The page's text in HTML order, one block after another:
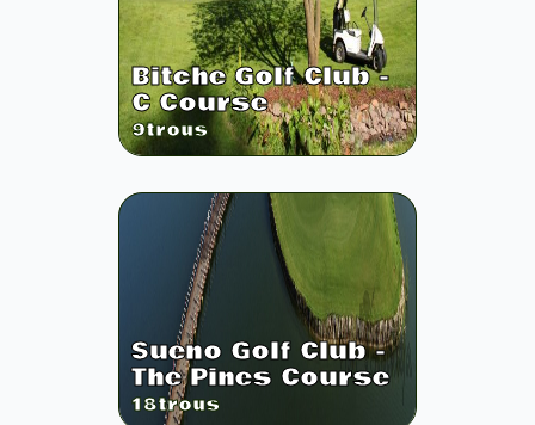
Bitche Golf Club -
C Course
9trous
Sueno Golf Club -
The Pines Course
18trous